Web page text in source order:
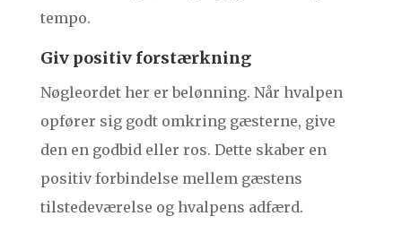
tempo.
Giv positiv forstærkning
Nøgleordet her er belønning. Når hvalpen
opfører sig godt omkring gæsterne, give
den en godbid eller ros. Dette skaber en
positiv forbindelse mellem gæstens
tilstedeværelse og hvalpens adfærd.